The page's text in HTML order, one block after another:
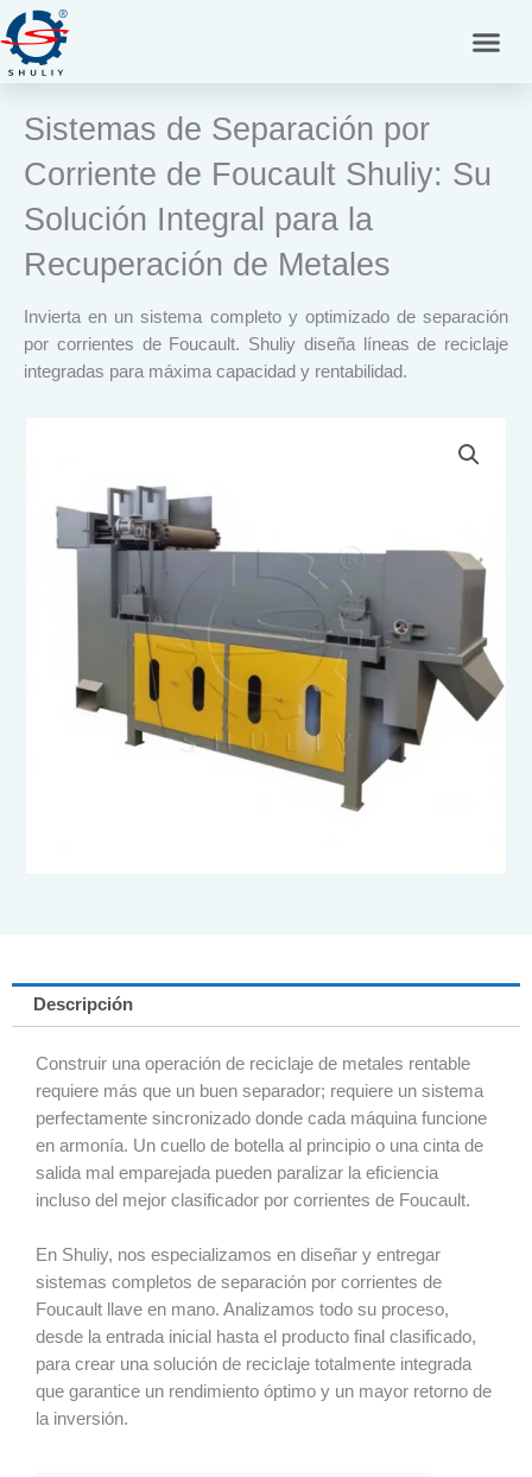
al
contenido
Sistemas de Separación por
Corriente de Foucault Shuliy: Su
Solución Integral para la
Recuperación de Metales
Invierta en un sistema completo y optimizado de separación
por corrientes de Foucault. Shuliy diseña líneas de reciclaje
integradas para máxima capacidad y rentabilidad.
Descripción
Construir una operación de reciclaje de metales rentable
requiere más que un buen separador; requiere un sistema
perfectamente sincronizado donde cada máquina funcione
en armonía. Un cuello de botella al principio o una cinta de
salida mal emparejada pueden paralizar la eficiencia
incluso del mejor clasificador por corrientes de Foucault.
En Shuliy, nos especializamos en diseñar y entregar
sistemas completos de separación por corrientes de
Foucault llave en mano. Analizamos todo su proceso,
desde la entrada inicial hasta el producto final clasificado,
para crear una solución de reciclaje totalmente integrada
que garantice un rendimiento óptimo y un mayor retorno de
la inversión.